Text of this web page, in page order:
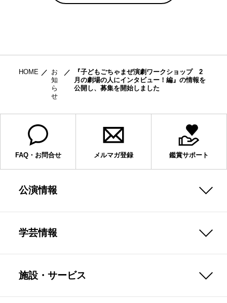
HOME
お
知
ら
せ
『子どもごちゃまぜ演劇ワークショップ 2
月の劇場の人にインタビュー！編』の情報を
公開し、募集を開始しました
FAQ・お問合せ メルマガ登録 鑑賞サポート
公演情報
学芸情報
施設・サービス